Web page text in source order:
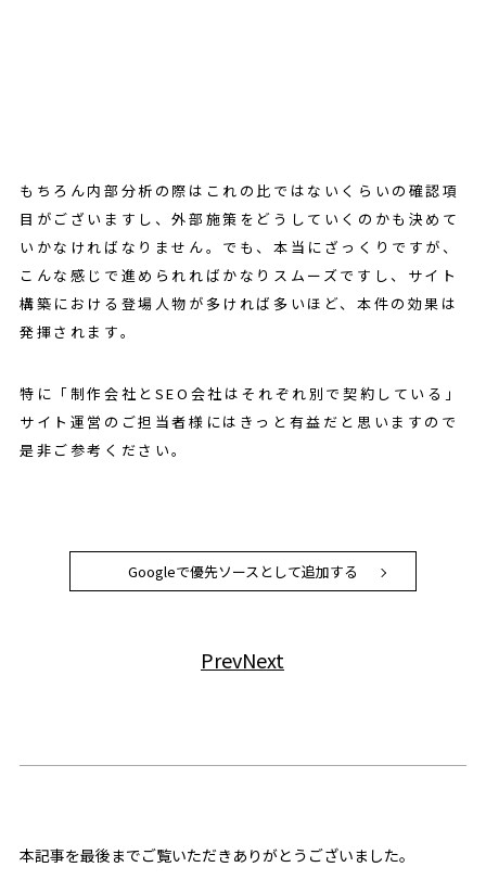
もちろん内部分析の際はこれの比ではないくらいの確認項
目がございますし、外部施策をどうしていくのかも決めて
いかなければなりません。でも、本当にざっくりですが、
こんな感じで進められればかなりスムーズですし、サイト
構築における登場人物が多ければ多いほど、本件の効果は
発揮されます。
特に「制作会社とSEO会社はそれぞれ別で契約している」
サイト運営のご担当者様にはきっと有益だと思いますので
是非ご参考ください。
Googleで優先ソースとして追加する
PrevNext
本記事を最後までご覧いただきありがとうございました。